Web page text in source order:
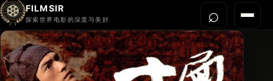
FILMSIR
探索世界电影的深度与美好 菜单
首页
今晚看什么
⌕打开